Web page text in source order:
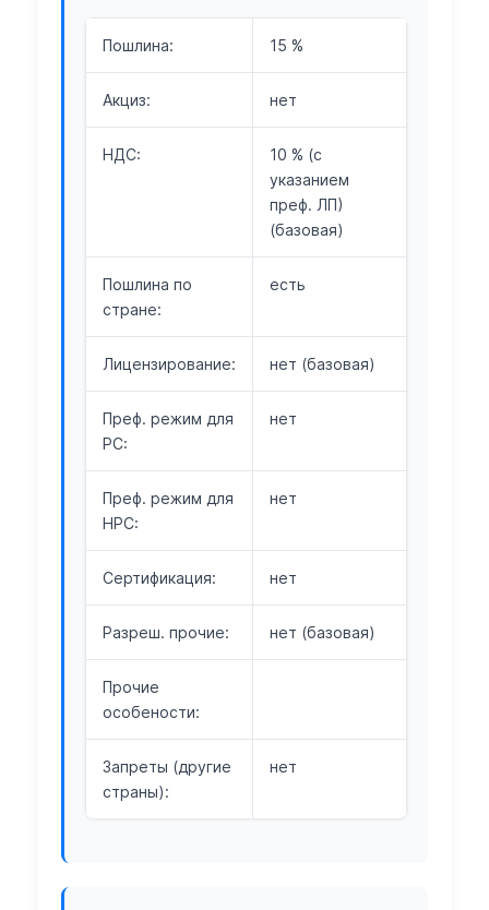
Пошлина: 15 %
Акциз: нет
НДС:
10 % (с
указанием
преф. ЛП)
(базовая)
Пошлина по
стране:
есть
Лицензирование: нет (базовая)
Преф. режим для
РС:
нет
Преф. режим для
НРС:
нет
Сертификация: нет
Разреш. прочие: нет (базовая)
Прочие
особености:
Запреты (другие
страны):
нет